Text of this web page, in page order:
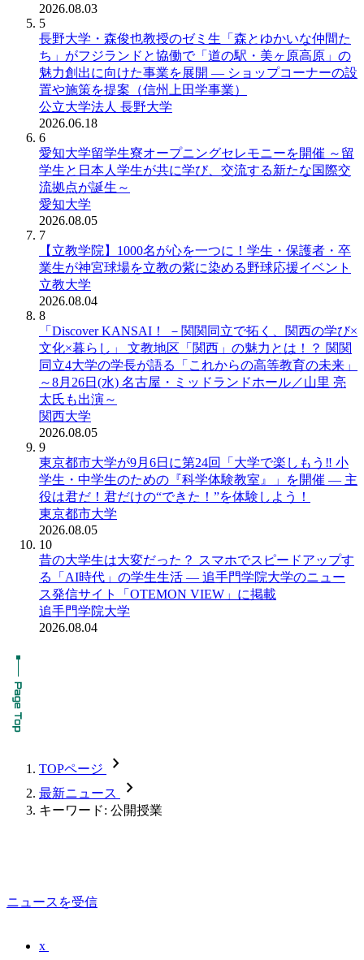
2026.08.03
5
長野大学・森俊也教授のゼミ生「森とゆかいな仲間た
ち」がフジランドと協働で「道の駅・美ヶ原高原」の
魅力創出に向けた事業を展開 ― ショップコーナーの設
置や施策を提案（信州上田学事業）
公立大学法人 長野大学
2026.06.18
6
愛知大学留学生寮オープニングセレモニーを開催 ～留
学生と日本人学生が共に学び、交流する新たな国際交
流拠点が誕生～
愛知大学
2026.08.05
7
【立教学院】1000名が心を一つに！学生・保護者・卒
業生が神宮球場を立教の紫に染める野球応援イベント
立教大学
2026.08.04
8
「Discover KANSAI！ －関関同立で拓く、関西の学び×
文化×暮らし」 文教地区「関西」の魅力とは！？ 関関
同立4大学の学長が語る「これからの高等教育の未来」
～8月26日(水) 名古屋・ミッドランドホール／山里 亮
太氏も出演～
関西大学
2026.08.05
9
東京都市大学が9月6日に第24回「大学で楽しもう‼ 小
学生・中学生のための『科学体験教室』」を開催 ― 主
役は君だ！君だけの“できた！”を体験しよう！
東京都市大学
2026.08.05
10
昔の大学生は大変だった？ スマホでスピードアップす
る「AI時代」の学生生活 ― 追手門学院大学のニュー
ス発信サイト「OTEMON VIEW」に掲載
追手門学院大学
2026.08.04
TOPページ chevron_forward
最新ニュース chevron_forward
キーワード: 公開授業
ニュースを受信
x